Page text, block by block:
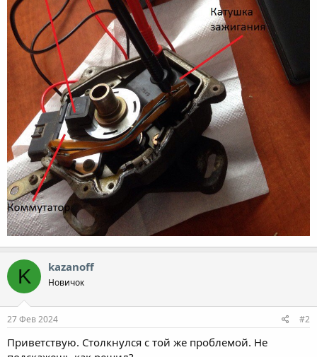
K kazanoff
Новичок
27 Фев 2024 #2
Приветствую. Столкнулся с той же проблемой. Не